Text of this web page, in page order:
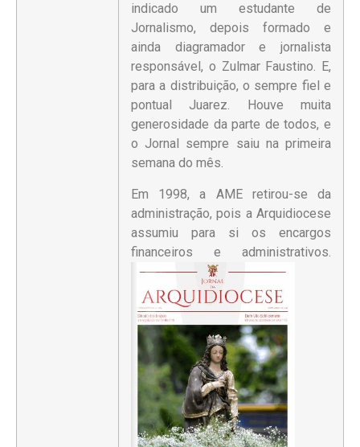
indicado um estudante de
Jornalismo, depois formado e
ainda diagramador e jornalista
responsável, o Zulmar Faustino. E,
para a distribuição, o sempre fiel e
pontual Juarez. Houve muita
generosidade da parte de todos, e
o Jornal sempre saiu na primeira
semana do mês.
Em 1998, a AME retirou-se da
administração, pois a Arquidiocese
assumiu para si os encargos
financeiros e administrativos.